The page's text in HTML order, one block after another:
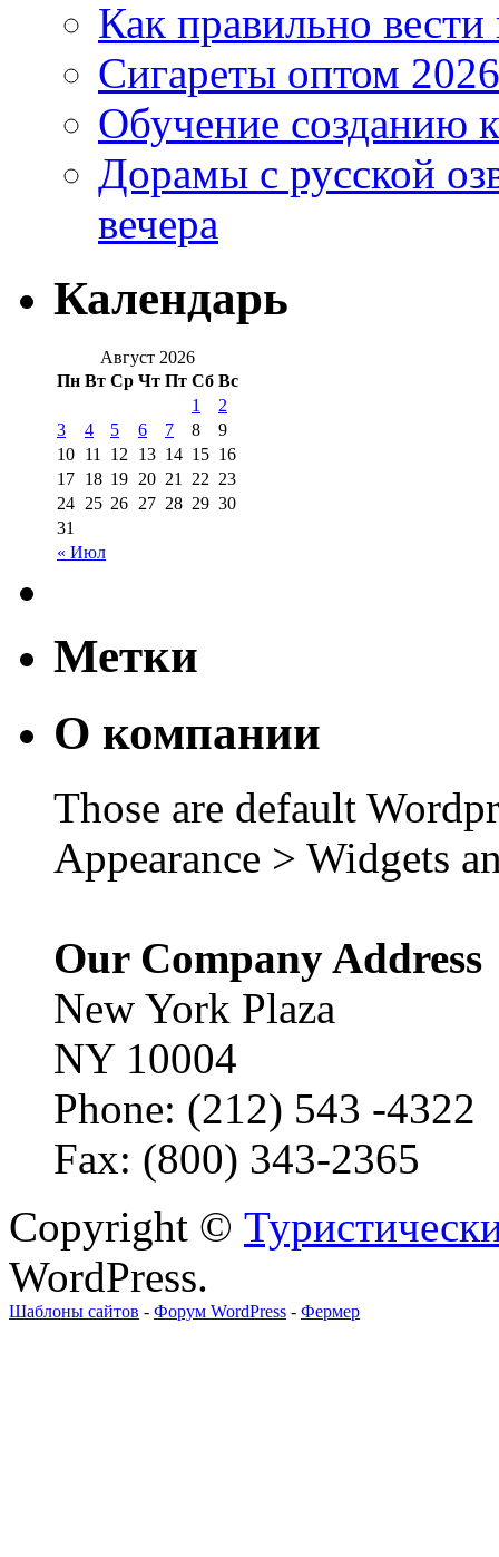
Как правильно
Сигареты оптом
Обучение созданию
Дорамы с русской
вечера
Календарь
Август 2026
Пн Вт Ср Чт Пт Сб Вс
« Июл
1
2
3
4 5 6 7 8
9
10 11 12 13 14 15 16
17 18 19 20 21 22 23
24 25 26 27 28 29 30
31
Метки
О компании
Those are default
Appearance > Widgets
Our Company Address
New York Plaza
NY 10004
Phone: (212) 543 -4322
Fax: (800) 343-2365
Copyright ©
WordPress.
Шаблоны сайтов - Форум WordPress - Фермер